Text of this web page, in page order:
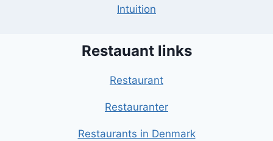
Intuition
Restauant links
Restaurant
Restauranter
Restaurants in Denmark